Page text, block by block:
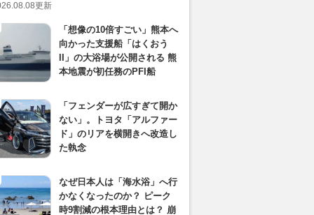
更新
「想像の10倍すごい」熊本へ
向かった支援船「はくおう
II」の大浴場が公開される 熊
本地震が初任務のPFI船
「フェンダーが広すぎて開か
ない」。トヨタ「アルファー
ド」のリアを横開きへ改造し
た執念
なぜ日本人は「海水浴」へ行
かなくなったのか？ ピーク
時9割減の根本理由とは？ 崩